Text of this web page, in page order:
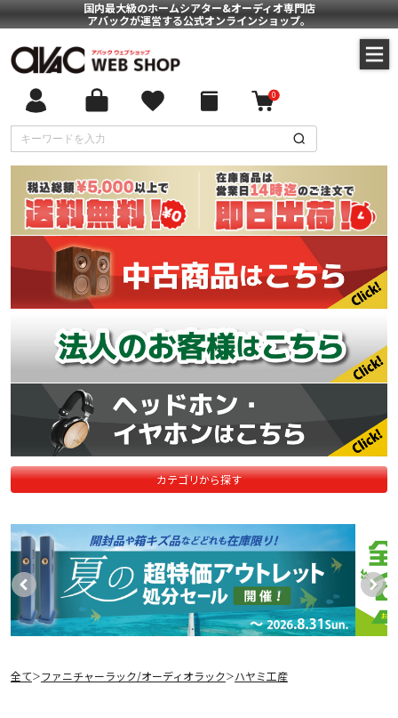
国内最大級のホームシアター&オーディオ専門店
アバックが運営する公式オンラインショップ。
0
カテゴリから探す
全て＞ファニチャーラック/オーディオラック＞ハヤミ工産